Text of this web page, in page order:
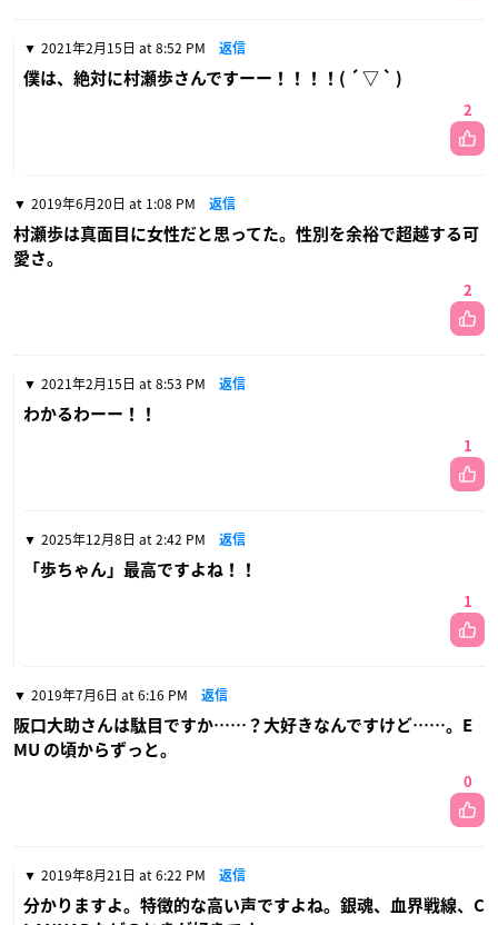
2021年2月15日 at 8:52 PM 返信
僕は、絶対に村瀬歩さんですーー！！！！( ´ ▽ ` )
2
2019年6月20日 at 1:08 PM 返信
村瀬歩は真面目に女性だと思ってた。性別を余裕で超越する可
愛さ。
2
2021年2月15日 at 8:53 PM 返信
わかるわーー！！
1
2025年12月8日 at 2:42 PM 返信
「歩ちゃん」最高ですよね！！
1
2019年7月6日 at 6:16 PM 返信
阪口大助さんは駄目ですか……？大好きなんですけど……。E
MU の頃からずっと。
0
2019年8月21日 at 6:22 PM 返信
分かりますよ。特徴的な高い声ですよね。銀魂、血界戦線、C